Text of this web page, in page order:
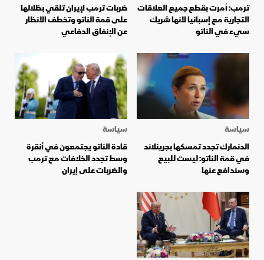
ترمب: أمرت بقطع جميع العلاقات
التجارية مع إسبانيا لأنها شريك
سيء في الناتو
ضربات ترمب لإيران تلقي بظلالها
على قمة الناتو وتخطف الأنظار
عن الإنفاق الدفاعي
سياسة
الدنمارك تجدد تمسكها بجرينلاند
في قمة الناتو: ليست للبيع
وسندافع عنها
سياسة
قادة الناتو يجتمعون في أنقرة
وسط تجدد الخلافات مع ترمب
والضربات على إيران